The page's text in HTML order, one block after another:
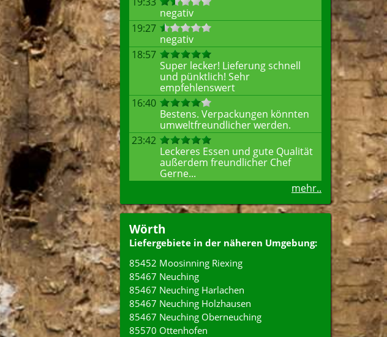
negativ
19:27
negativ
18:57
Super lecker! Lieferung schnell
und pünktlich! Sehr
empfehlenswert
16:40
Bestens. Verpackungen könnten
umweltfreundlicher werden.
23:42
Leckeres Essen und gute Qualität
außerdem freundlicher Chef
Gerne...
mehr..
Wörth
Liefergebiete in der näheren Umgebung:
85452 Moosinning Riexing
85467 Neuching
85467 Neuching Harlachen
85467 Neuching Holzhausen
85467 Neuching Oberneuching
85570 Ottenhofen